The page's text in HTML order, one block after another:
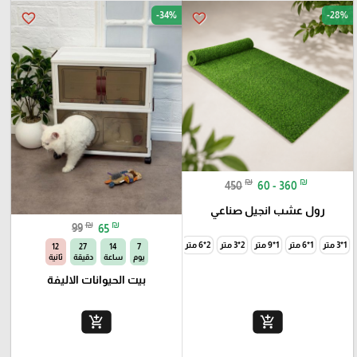
favorite_border -28%
450 ₪ 60 - 360 ₪
رول عشب انجيل صناعي
1*3 متر 1*6 متر 1*9 متر 2*3 متر 2*6 متر
add_shopping_cart
favorite_border -34%
99 ₪ 65 ₪
7
يوم
14
ساعة
27
دقيقة
10
ثانية
بيت الحيوانات الاليفة
add_shopping_cart